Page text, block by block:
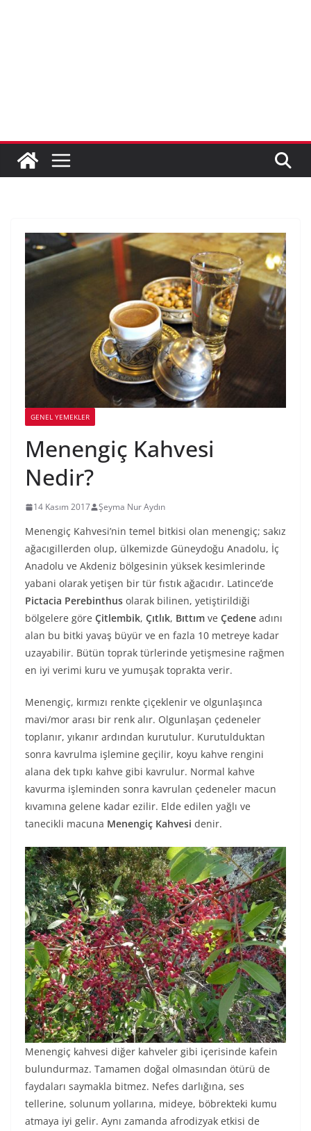
GENEL YEMEKLER
Menengiç Kahvesi
Nedir?
14 Kasım 2017 Şeyma Nur Aydın
Menengiç Kahvesi’nin temel bitkisi olan menengiç; sakız
ağacıgillerden olup, ülkemizde Güneydoğu Anadolu, İç
Anadolu ve Akdeniz bölgesinin yüksek kesimlerinde
yabani olarak yetişen bir tür fıstık ağacıdır. Latince’de
Pictacia Perebinthus olarak bilinen, yetiştirildiği
bölgelere göre Çitlembik, Çıtlık, Bıttım ve Çedene adını
alan bu bitki yavaş büyür ve en fazla 10 metreye kadar
uzayabilir. Bütün toprak türlerinde yetişmesine rağmen
en iyi verimi kuru ve yumuşak toprakta verir.
Menengiç, kırmızı renkte çiçeklenir ve olgunlaşınca
mavi/mor arası bir renk alır. Olgunlaşan çedeneler
toplanır, yıkanır ardından kurutulur. Kurutulduktan
sonra kavrulma işlemine geçilir, koyu kahve rengini
alana dek tıpkı kahve gibi kavrulur. Normal kahve
kavurma işleminden sonra kavrulan çedeneler macun
kıvamına gelene kadar ezilir. Elde edilen yağlı ve
tanecikli macuna Menengiç Kahvesi denir.
Menengiç kahvesi diğer kahveler gibi içerisinde kafein
bulundurmaz. Tamamen doğal olmasından ötürü de
faydaları saymakla bitmez. Nefes darlığına, ses
tellerine, solunum yollarına, mideye, böbrekteki kumu
atmaya iyi gelir. Aynı zamanda afrodizyak etkisi de